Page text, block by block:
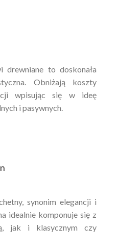
to doskonała
Obniżają koszty
wpisując się w ideę
i pasywnych.
synonim elegancji i
idealnie komponuje się z
jak i klasycznym czy